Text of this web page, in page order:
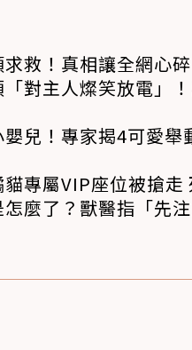
救！真相讓全網心
對主人燦笑放電」
兒！專家揭4可愛
專屬VIP座位被搶走
麼了？獸醫指「先